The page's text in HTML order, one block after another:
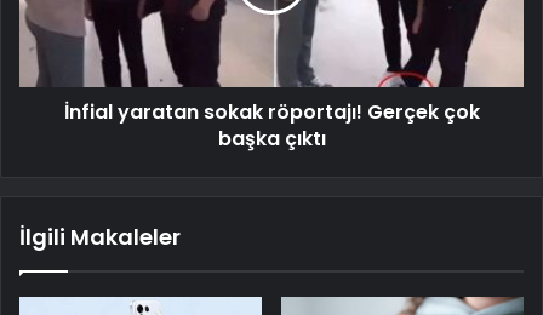
İnfial yaratan sokak röportajı! Gerçek çok
başka çıktı
İlgili Makaleler